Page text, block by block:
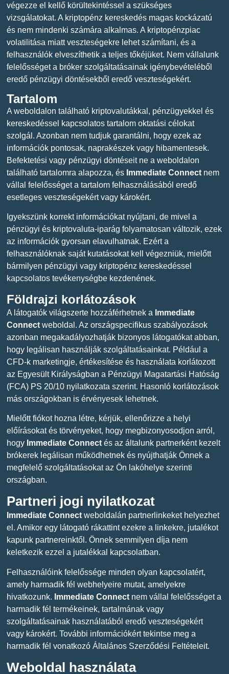
végezze el kellő körültekintéssel a szükséges
vizsgálatokat. A kriptopénz kereskedés magas kockázatú
és nem mindenki számára alkalmas. A kriptopénzpiac
volatilitása miatt veszteségekre lehet számítani, és a
felhasználók elveszíthetik a teljes tőkéjüket. Nem vállalunk
felelősséget a bróker szolgáltatásainak igénybevételéből
eredő pénzügyi döntésekből eredő veszteségekért.
Tartalom
A weboldalon található kriptovalutákkal, pénzügyekkel és
kereskedéssel kapcsolatos tartalom oktatási célokat
szolgál. Azonban nem tudjuk garantálni, hogy ezek az
információk pontosak, naprakészek vagy hibamentesek.
Befektetési vagy pénzügyi döntéseit ne a weboldalon
található tartalomra alapozza, és Immediate Connect nem
vállal felelősséget a tartalom felhasználásából eredő
esetleges veszteségekért vagy károkért.
Igyekszünk korrekt információkat nyújtani, de mivel a
pénzügyi és kriptovaluta-iparág folyamatosan változik, ezek
az információk gyorsan elavulhatnak. Ezért a
felhasználóknak saját kutatásokat kell végezniük, mielőtt
bármilyen pénzügyi vagy kriptopénz kereskedéssel
kapcsolatos tevékenységbe kezdenének.
Földrajzi korlátozások
A látogatók világszerte hozzáférhetnek a Immediate
Connect weboldal. Az országspecifikus szabályozások
azonban megakadályozhatják bizonyos látogatókat abban,
hogy legálisan használják szolgáltatásainkat. Például a
CFD-k marketingje, értékesítése és használata korlátozott
az Egyesült Királyságban a Pénzügyi Magatartási Hatóság
(FCA) PS 20/10 nyilatkozata szerint. Hasonló korlátozások
más országokban is érvényesek lehetnek.
Mielőtt fiókot hozna létre, kérjük, ellenőrizze a helyi
előírásokat és törvényeket, hogy megbizonyosodjon arról,
hogy Immediate Connect és az általunk partnerként kezelt
brókerek legálisan működhetnek és nyújthatják Önnek a
megfelelő szolgáltatásokat az Ön lakóhelye szerinti
országban.
Partneri jogi nyilatkozat
Immediate Connect weboldalán partnerlinkeket helyezhet
el. Amikor egy látogató rákattint ezekre a linkekre, jutalékot
kapunk partnereinktől. Önnek semmilyen díja nem
keletkezik ezzel a jutalékkal kapcsolatban.
Felhasználóink ​​felelőssége minden olyan kapcsolatért,
amely harmadik fél webhelyeire mutat, amelyekre
hivatkozunk. Immediate Connect nem vállal felelősséget a
harmadik fél termékeinek, tartalmának vagy
szolgáltatásainak használatából eredő veszteségekért
vagy károkért. További információkért tekintse meg a
harmadik fél vonatkozó Általános Szerződési Feltételeit.
Weboldal használata